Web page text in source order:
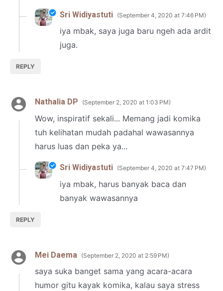
REPLY
Sri Widiyastuti September 4, 2020 at 7:46 PM
iya mbak, saya juga baru ngeh ada ardit
juga.
Nathalia DP September 2, 2020 at 1:03 PM
Wow, inspiratif sekali... Memang jadi komika
tuh kelihatan mudah padahal wawasannya
harus luas dan peka ya...
REPLY
Sri Widiyastuti September 4, 2020 at 7:47 PM
iya mbak, harus banyak baca dan
banyak wawasannya
Mei Daema September 2, 2020 at 2:59 PM
saya suka banget sama yang acara-acara
humor gitu kayak komika, kalau saya stress